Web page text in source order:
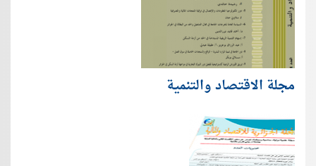
مجلة الاقتصاد والتنمية